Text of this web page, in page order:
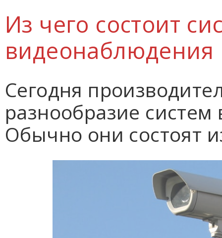
Из чего состоит
видеонаблюдения
Сегодня
разнообразие
Обычно они состоят